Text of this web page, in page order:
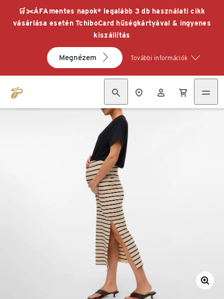
🛒✂️ÁFAmentes napok* legalább 3 db használati cikk
vásárlása esetén TchiboCard hűségkártyával & ingyenes
kiszállítás
Megnézem További információk